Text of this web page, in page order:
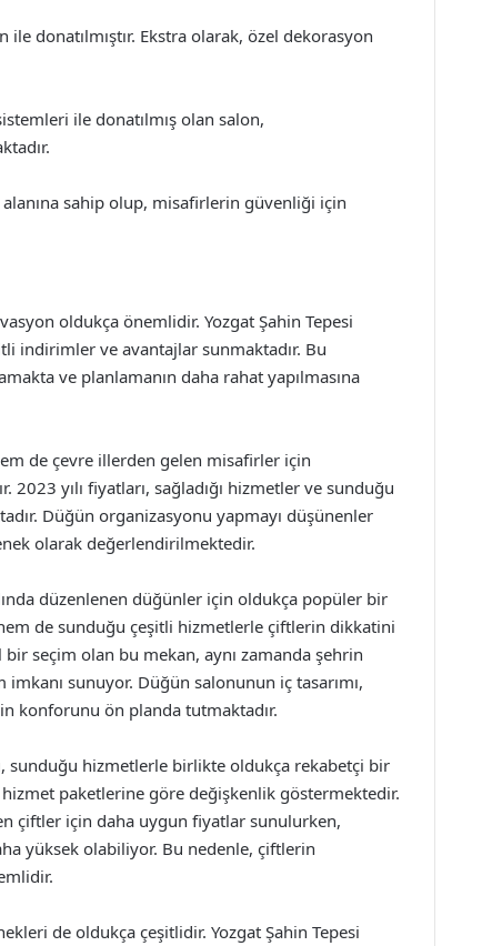
donatılmıştır. Ekstra olarak, özel dekorasyon
ile donatılmış olan salon,
sahip olup, misafirlerin güvenliği için
oldukça önemlidir. Yozgat Şahin Tepesi
indirimler ve avantajlar sunmaktadır. Bu
ve planlamanın daha rahat yapılmasına
de çevre illerden gelen misafirler için
yılı fiyatları, sağladığı hizmetler ve sunduğu
Düğün organizasyonu yapmayı düşünenler
olarak değerlendirilmektedir.
düzenlenen düğünler için oldukça popüler bir
de sunduğu çeşitli hizmetlerle çiftlerin dikkatini
seçim olan bu mekan, aynı zamanda şehrin
sunuyor. Düğün salonunun iç tasarımı,
konforunu ön planda tutmaktadır.
sunduğu hizmetlerle birlikte oldukça rekabetçi bir
paketlerine göre değişkenlik göstermektedir.
çiftler için daha uygun fiyatlar sunulurken,
yüksek olabiliyor. Bu nedenle, çiftlerin
de oldukça çeşitlidir. Yozgat Şahin Tepesi